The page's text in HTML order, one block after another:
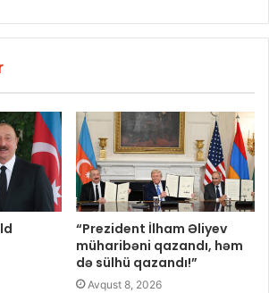
“Prezident İlham Əliyev
müharibəni qazandı, həm
də sülhü qazandı!”
Avqust 8, 2026